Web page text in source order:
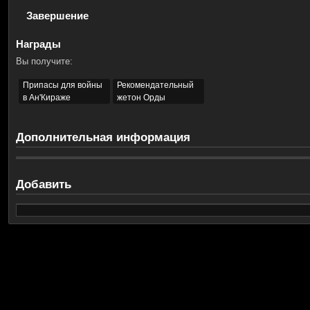
Завершение
Награды
Вы получите:
Припасы для войны
в Ан'Кираже
Рекомендательный
жетон Орды
Дополнительная информация
Добавить